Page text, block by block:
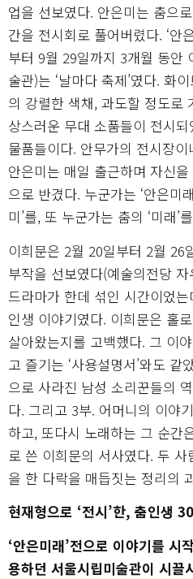
업을 선보였다. 안은미는 춤으
간을 전시회로 풀어버렸다. ‘안
부터 9월 29일까지 3개월 동안
술관)는 ‘날마다 축제’였다. 화
의 강렬한 색채, 과도할 정도로
상스러운 무대 소품들이 전시
물품들이다. 안무가의 전시장
안은미는 매일 출근하며 자신
으로 반겼다. 누군가는 ‘안은미
미’를, 또 누군가는 춤의 ‘미래’
이희문은 2월 20일부터 2월 26
부작을 선보였다(예술의전당
드라마가 한데 섞인 시간이었
인생 이야기였다. 이희문은 홀
살아왔는지를 고백했다. 그 이
고 즐기는 ‘사용설명서’와도 같
으로 사라진 남성 소리꾼들의
다. 그리고 3부. 어머니의 이야
하고, 또다시 노래하는 그 순간
로 쓴 이희문의 서사였다. 두
을 한 다락을 매듭짓는 정리의
현재형으로 ‘전시’한, 춤인생
‘안은미래’전으로 이야기를 시
용하던 서울시립미술관이 시끌